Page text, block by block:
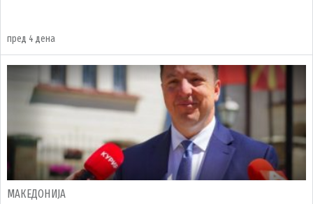
пред 4 дена
МАКЕДОНИЈА